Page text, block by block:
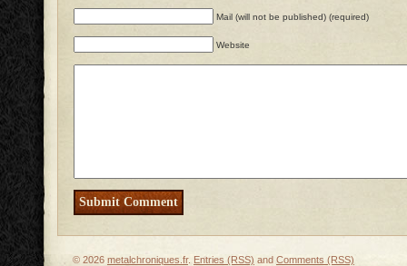
Mail (will not be published) (required)
Website
© 2026 metalchroniques.fr. Entries (RSS) and Comments (RSS)